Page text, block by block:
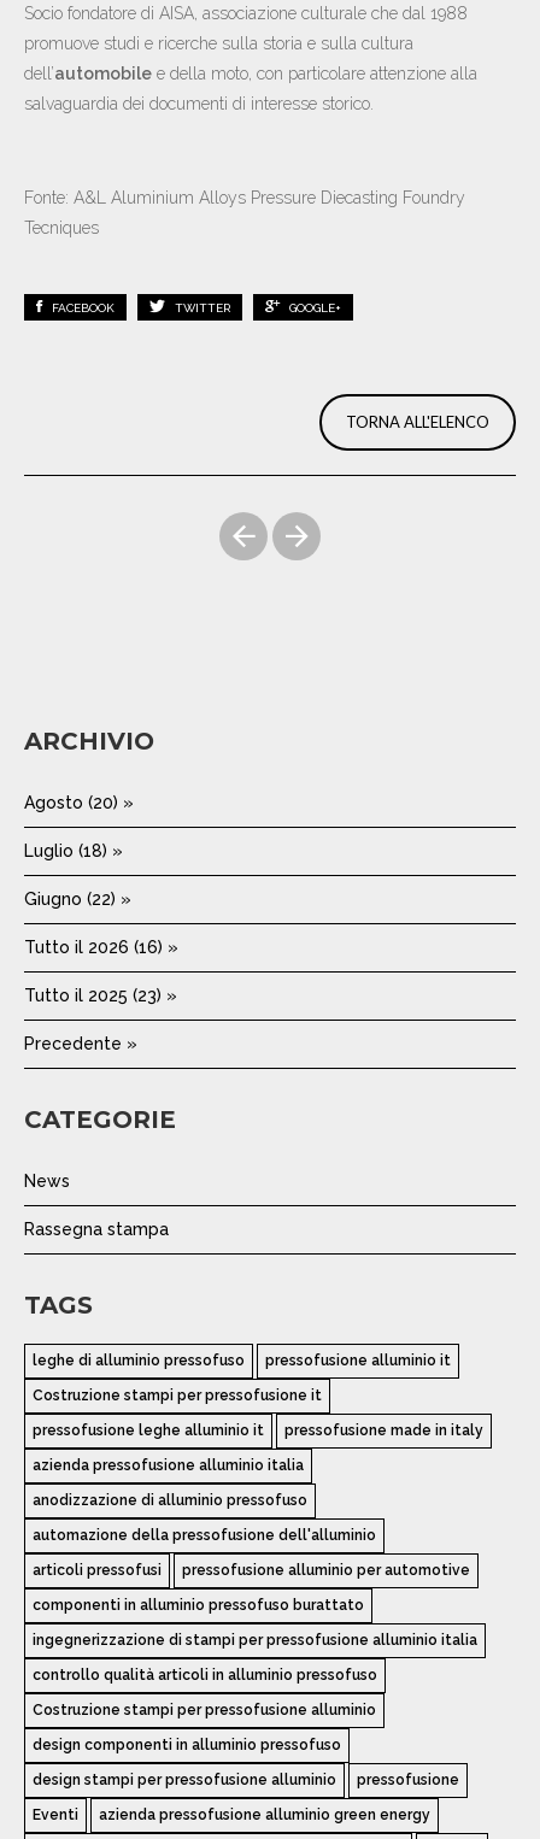
Socio fondatore di AISA, associazione culturale che dal 1988
promuove studi e ricerche sulla storia e sulla cultura
dell’automobile e della moto, con particolare attenzione alla
salvaguardia dei documenti di interesse storico.
Fonte: A&L Aluminium Alloys Pressure Diecasting Foundry
Tecniques
FACEBOOK TWITTER GOOGLE+
TORNA ALL'ELENCO
ARCHIVIO
Agosto (20) »
Luglio (18) »
Giugno (22) »
Tutto il 2026 (16) »
Tutto il 2025 (23) »
Precedente »
CATEGORIE
News
Rassegna stampa
TAGS
leghe di alluminio pressofuso pressofusione alluminio it
Costruzione stampi per pressofusione it
pressofusione leghe alluminio it pressofusione made in italy
azienda pressofusione alluminio italia
anodizzazione di alluminio pressofuso
automazione della pressofusione dell'alluminio
articoli pressofusi pressofusione alluminio per automotive
componenti in alluminio pressofuso burattato
ingegnerizzazione di stampi per pressofusione alluminio italia
controllo qualità articoli in alluminio pressofuso
Costruzione stampi per pressofusione alluminio
design componenti in alluminio pressofuso
design stampi per pressofusione alluminio pressofusione
Eventi azienda pressofusione alluminio green energy